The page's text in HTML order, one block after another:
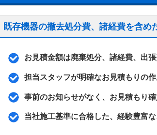
既存機器の撤去処分費、諸経費を含め
お見積金額は廃棄処分、諸経費、出
担当スタッフが明確なお見積もりの
事前のお知らせがなく、お見積もり
当社施工基準に合格した、経験豊富